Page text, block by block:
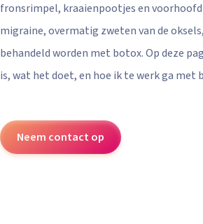
fronsrimpel, kraaienpootjes en
migraine, overmatig zweten van de
behandeld worden met botox. Op deze
is, wat het doet, en hoe ik te werk ga met
Neem contact op